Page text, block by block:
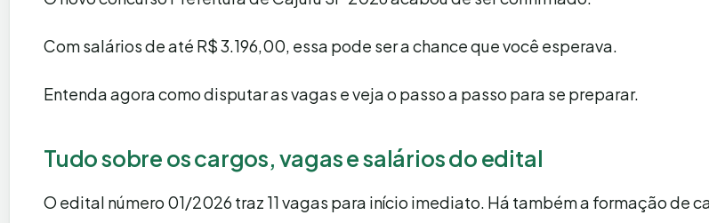
Com salários de até R$ 3.196,00, essa pode ser a chance que você esperava.
Entenda agora como disputar as vagas e veja o passo a passo para se preparar.
Tudo sobre os cargos, vagas e salários do edital
O edital número 01/2026 traz 11 vagas para início imediato. Há também a formação de